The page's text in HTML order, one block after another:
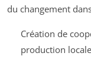
du changement
Création de
production locale